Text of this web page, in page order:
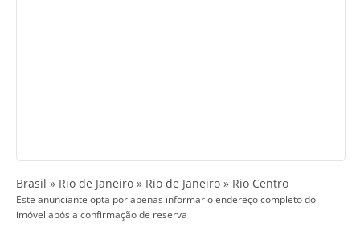
Brasil » Rio de Janeiro » Rio de Janeiro » Rio Centro
Este anunciante opta por apenas informar o endereço completo do
imóvel após a confirmação de reserva